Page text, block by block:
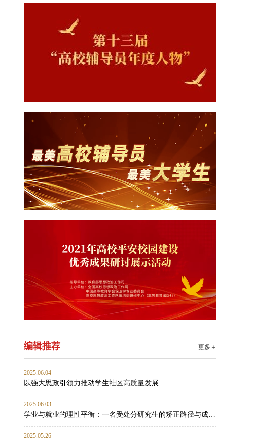
编辑推荐 更多＋
2025.06.04
以强大思政引领力推动学生社区高质量发展
2025.06.03
学业与就业的理性平衡：一名受处分研究生的矫正路径与成长启示
2025.05.26